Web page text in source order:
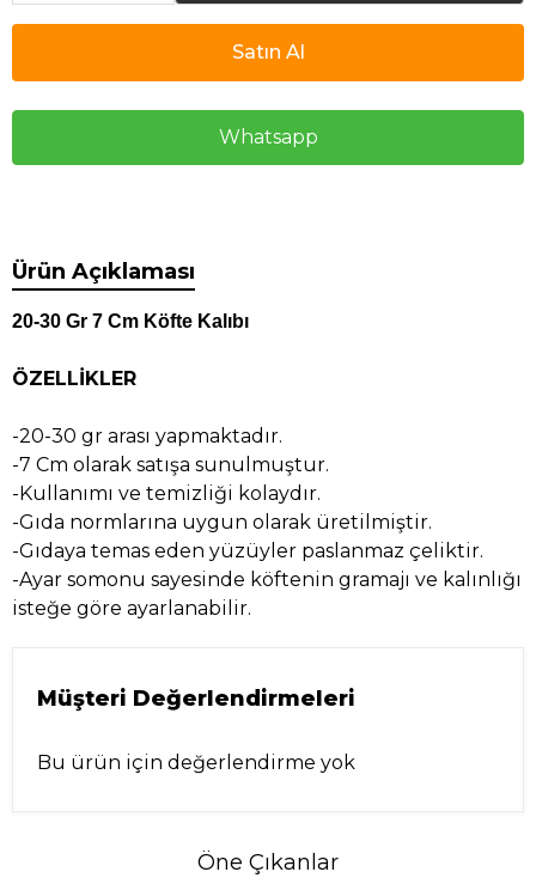
Satın Al
Whatsapp
Ürün Açıklaması
20-30 Gr 7 Cm Köfte Kalıbı
ÖZELLİKLER
-20-30 gr arası yapmaktadır.
-7 Cm olarak satışa sunulmuştur.
-Kullanımı ve temizliği kolaydır.
-Gıda normlarına uygun olarak üretilmiştir.
-Gıdaya temas eden yüzüyler paslanmaz çeliktir.
-Ayar somonu sayesinde köftenin gramajı ve kalınlığı
isteğe göre ayarlanabilir.
Müşteri Değerlendirmeleri
Bu ürün için değerlendirme yok
Öne Çıkanlar